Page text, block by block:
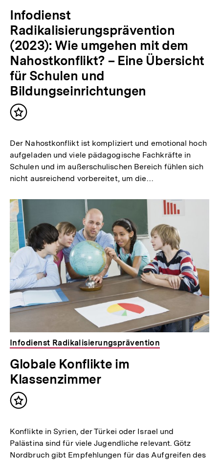
Infodienst
Radikalisierungsprävention
(2023): Wie umgehen mit dem
Nahostkonflikt? – Eine Übersicht
für Schulen und
Bildungseinrichtungen
Inhalt
Der Nahostkonflikt ist kompliziert und emotional hoch
aufgeladen und viele pädagogische Fachkräfte in
Schulen und im außerschulischen Bereich fühlen sich
nicht ausreichend vorbereitet, um die…
Infodienst Radikalisierungsprävention
Globale Konflikte im
Klassenzimmer
Inhalt
Konflikte in Syrien, der Türkei oder Israel und
Palästina sind für viele Jugendliche relevant. Götz
Nordbruch gibt Empfehlungen für das Aufgreifen des